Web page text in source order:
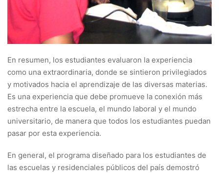
En resumen, los estudiantes evaluaron la experiencia
como una extraordinaria, donde se sintieron privilegiados
y motivados hacia el aprendizaje de las diversas materias.
Es una experiencia que debe promueve la conexión más
estrecha entre la escuela, el mundo laboral y el mundo
universitario, de manera que todos los estudiantes puedan
pasar por esta experiencia.
En general, el programa diseñado para los estudiantes de
las escuelas y residenciales públicos del país demostró